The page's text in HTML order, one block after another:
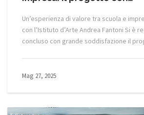
Un’esperienza di valore tra scuola e
con l’Istituto d’Arte Andrea Fantoni Si è
concluso con grande soddisfazione il
Mag 27, 2025